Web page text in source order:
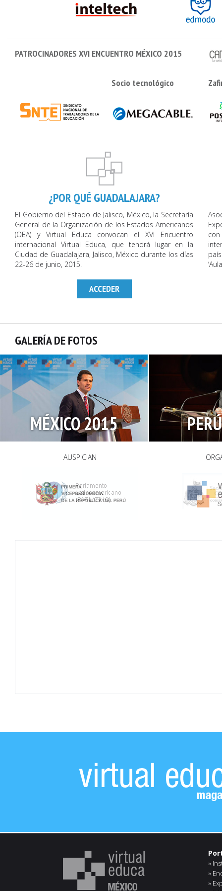
PATROCINADORES XVI ENCUENTRO MÉXICO 2015
Socio tecnológico
¿POR QUÉ GUADALAJARA?
El Gobierno del Estado de Jalisco, México, la Secretaría
General de la Organización de los Estados Americanos
(OEA) y Virtual Educa convocan el XVI Encuentro
internacional Virtual Educa, que tendrá lugar en la
Ciudad de Guadalajara, Jalisco, México durante los días
22-26 de junio, 2015.
ACCEDER
GALERÍA DE FOTOS
MÉXICO 2015
AUSPICIAN